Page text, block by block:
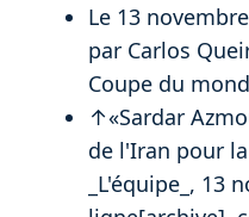
Le 13
par Carlos
Coupe du
↑«Sardar
de l'Iran pour
_L'équipe_,‎ 13